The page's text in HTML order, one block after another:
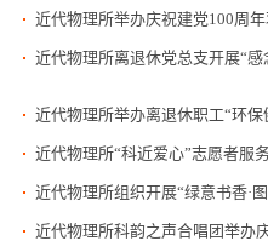
近代物理所举办庆祝建党100周
近代物理所离退休党总支开展“
近代物理所举办离退休职工“环保
近代物理所组织开展“绿意书香·
近代物理所科韵之声合唱团举办